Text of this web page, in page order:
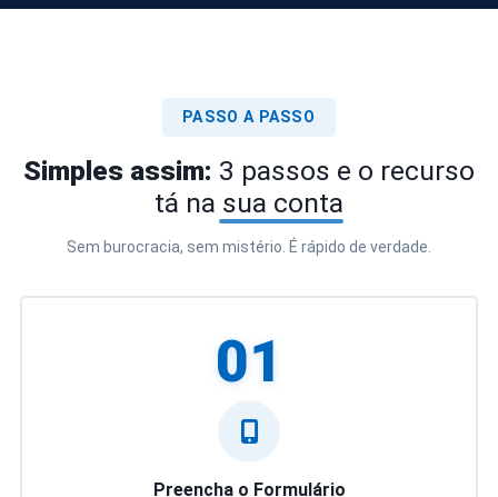
PASSO A PASSO
Simples assim: 3 passos e o recurso
tá na sua conta
Sem burocracia, sem mistério. É rápido de verdade.
01
Preencha o Formulário